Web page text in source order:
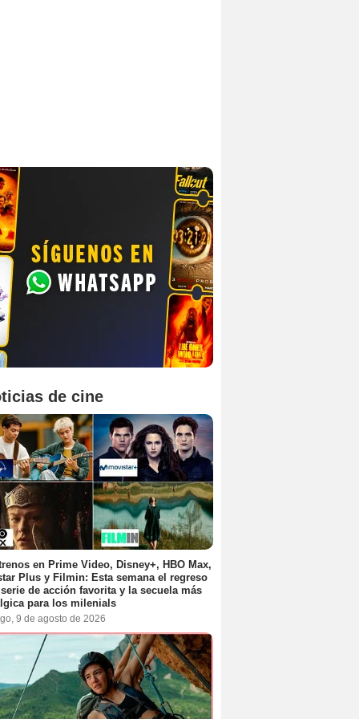
de cine
en Prime Video, Disney+, HBO Max,
Plus y Filmin: Esta semana el regreso
de acción favorita y la secuela más
para los milenials
9 de agosto de 2026